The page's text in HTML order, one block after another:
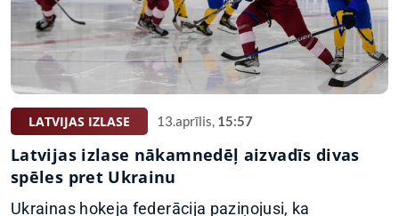
LATVIJAS IZLASE 13.aprīlis, 15:57
Latvijas izlase nākamnedēļ aizvadīs divas
spēles pret Ukrainu
Ukrainas hokeja federācija paziņojusi, ka